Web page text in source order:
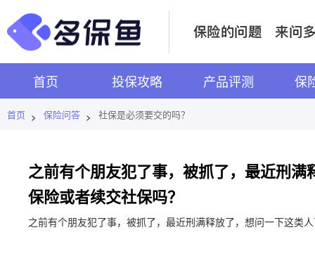
首页 投保攻略 产品评测 保
首页 > 保险问答 > 社保是必须要交的吗？
之前有个朋友犯了事，被抓了，最近刑
保险或者续交社保吗？
之前有个朋友犯了事，被抓了，最近刑满释放了，想问一下这类